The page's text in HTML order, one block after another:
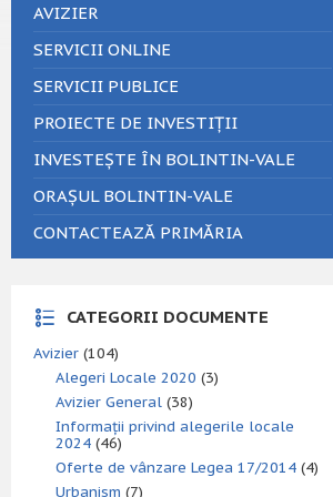
AVIZIER
SERVICII ONLINE
SERVICII PUBLICE
PROIECTE DE INVESTIȚII
INVESTEȘTE ÎN BOLINTIN-VALE
ORAȘUL BOLINTIN-VALE
CONTACTEAZĂ PRIMĂRIA
CATEGORII DOCUMENTE
Avizier (104)
Alegeri Locale 2020 (3)
Avizier General (38)
Informații privind alegerile locale
2024 (46)
Oferte de vânzare Legea 17/2014 (4)
Urbanism (7)